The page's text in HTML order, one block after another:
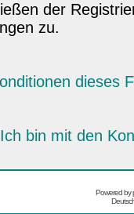
der
zu.
dieses
Ich bin mit den
Powered by